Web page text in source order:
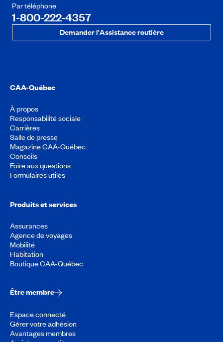
Par téléphone
1-800-222-4357
Demander l'Assistance routière
CAA-Québec
À propos
Responsabilité sociale
Carrières
Salle de presse
Magazine CAA-Québec
Conseils
Foire aux questions
Formulaires utiles
Produits et services
Assurances
Agence de voyages
Mobilité
Habitation
Boutique CAA-Québec
Être membre
Espace connecté
Gérer votre adhésion
Avantages membres